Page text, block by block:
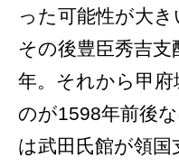
った可能性が大き
その後豊臣秀吉
年。それから甲
のが1598年前後
は武田氏館が領国